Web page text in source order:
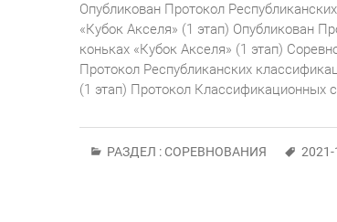
Опубликован Протокол
«Кубок Акселя» (1 этап) Опубликован
коньках «Кубок Акселя» (1 этап)
Протокол Республиканских
(1 этап) Протокол Классификационных
РАЗДЕЛ :СОРЕВНОВАНИЯ 2021-